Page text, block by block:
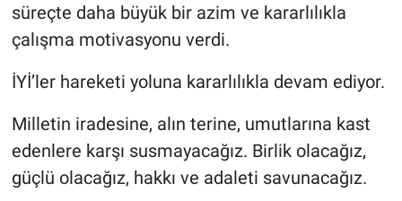
süreçte daha büyük bir azim ve kararlılıkla
çalışma motivasyonu verdi.
İYİ’ler hareketi yoluna kararlılıkla devam ediyor.
Milletin iradesine, alın terine, umutlarına kast
edenlere karşı susmayacağız. Birlik olacağız,
güçlü olacağız, hakkı ve adaleti savunacağız.